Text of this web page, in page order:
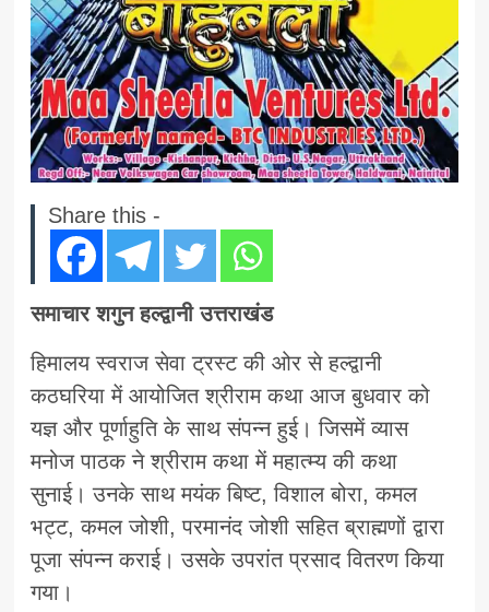
Share this -
समाचार शगुन हल्द्वानी उत्तराखंड
हिमालय स्वराज सेवा ट्रस्ट की ओर से हल्द्वानी
कठघरिया में आयोजित श्रीराम कथा आज बुधवार को
यज्ञ और पूर्णाहुति के साथ संपन्न हुई। जिसमें व्यास
मनोज पाठक ने श्रीराम कथा में महात्म्य की कथा
सुनाई। उनके साथ मयंक बिष्ट, विशाल बोरा, कमल
भट्ट, कमल जोशी, परमानंद जोशी सहित ब्राह्मणों द्वारा
पूजा संपन्न कराई। उसके उपरांत प्रसाद वितरण किया
गया।